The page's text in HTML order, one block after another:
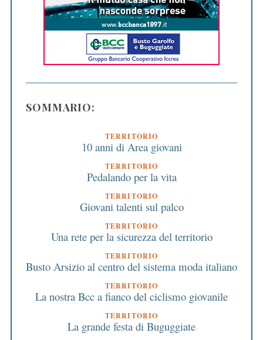
SOMMARIO:
TERRITORIO
10 anni di Area giovani
TERRITORIO
Pedalando per la vita
TERRITORIO
Giovani talenti sul palco
TERRITORIO
Una rete per la sicurezza del territorio
TERRITORIO
Busto Arsizio al centro del sistema moda italiano
TERRITORIO
La nostra Bcc a fianco del ciclismo giovanile
TERRITORIO
La grande festa di Buguggiate